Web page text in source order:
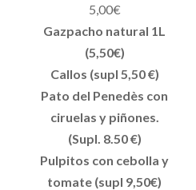
5,00€
Gazpacho natural 1L
(5,50€)
Callos (supl 5,50 €)
Pato del Penedès con
ciruelas y piñones.
(Supl. 8.50 €)
Pulpitos con cebolla y
tomate (supl 9,50€)